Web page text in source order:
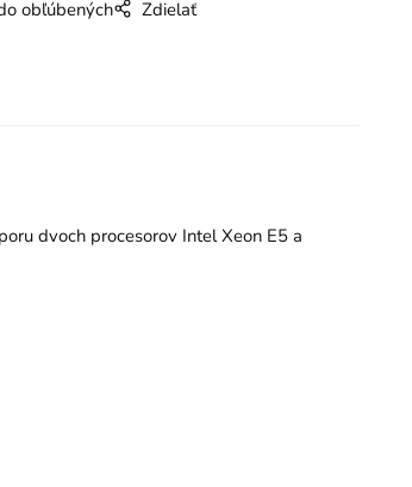
obľúbených Zdielať
dvoch procesorov Intel Xeon E5 a